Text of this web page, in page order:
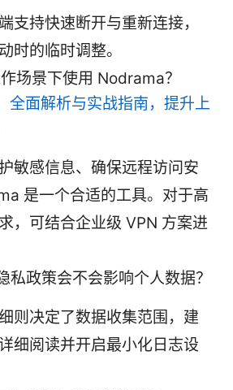
支持快速断开与重新连接，
时的临时调整。
场景下使用 Nodrama？
面解析与实战指南，提升上
敏感信息、确保远程访问安
是一个合适的工具。对于高
，可结合企业级 VPN 方案进
私政策会不会影响个人数据？
则决定了数据收集范围，建
细阅读并开启最小化日志设